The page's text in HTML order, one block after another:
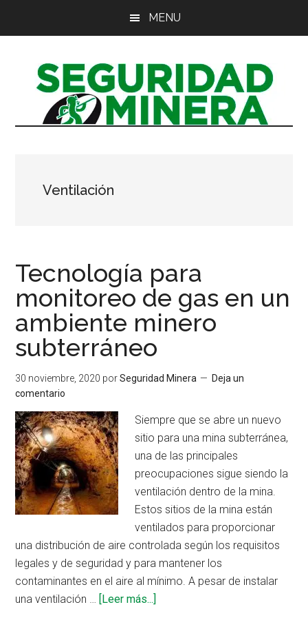
principal
MENU
Ventilación
Tecnología para
monitoreo de gas en un
ambiente minero
subterráneo
30 noviembre, 2020 porSeguridad Minera
Deja un
comentario
Siempre que se abre un nuevo
sitio para una mina subterránea,
una de las principales
preocupaciones sigue siendo la
ventilación dentro de la mina.
Estos sitios de la mina están
ventilados para proporcionar
una distribución de aire controlada según los requisitos
legales y de seguridad y para mantener los
contaminantes en el aire al mínimo. A pesar de instalar
una ventilación … [Leer más...]